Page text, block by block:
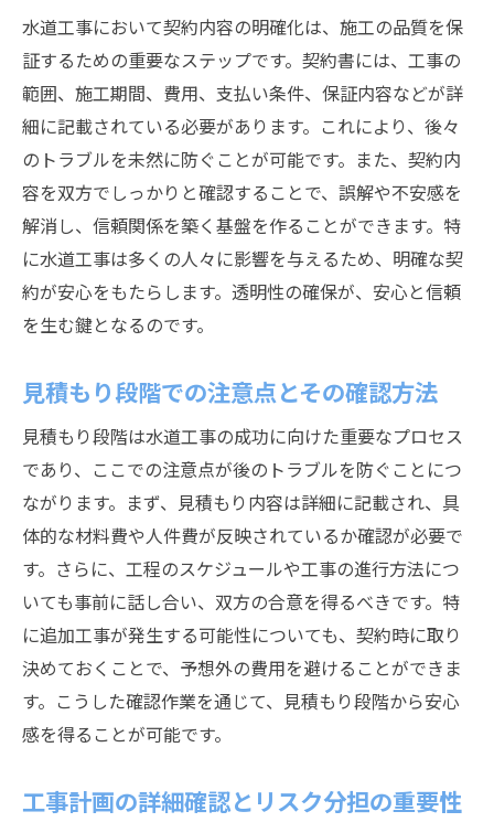
最新技術導入による工事効率化の事例
事前準備でトラブルを未然に防ぐ方法
技術革新がもたらす水道工事の未来
工事前に行うべき重要な準備作業
最新の施工方法と材料の選び方
水道工事でトラブルを防ぐためのポイントとは
工事現場の安全管理とその徹底
予測されるリスクとその軽減策
スト
施工業者との定期的な進捗確認の重要性
事例に基づくトラブル防止策の紹介
信頼される水道工事業者を選ぶためのチェック
リスト
業者選定の基準：品質と実績を重視
過去の施工事例から業者を判断する方法
信頼できる業者を選ぶための面接ポイント
資格と認証：業者選びの重要な指標
見積もりの透明性とその評価方法
アフターサービスの充実度を確認
水道工事において契約内容の明確化は、施工の品質を保
証するための重要なステップです。契約書には、工事の
範囲、施工期間、費用、支払い条件、保証内容などが詳
細に記載されている必要があります。これにより、後々
のトラブルを未然に防ぐことが可能です。また、契約内
容を双方でしっかりと確認することで、誤解や不安感を
解消し、信頼関係を築く基盤を作ることができます。特
に水道工事は多くの人々に影響を与えるため、明確な契
約が安心をもたらします。透明性の確保が、安心と信頼
を生む鍵となるのです。
見積もり段階での注意点とその確認方法
見積もり段階は水道工事の成功に向けた重要なプロセス
であり、ここでの注意点が後のトラブルを防ぐことにつ
ながります。まず、見積もり内容は詳細に記載され、具
体的な材料費や人件費が反映されているか確認が必要で
す。さらに、工程のスケジュールや工事の進行方法につ
いても事前に話し合い、双方の合意を得るべきです。特
に追加工事が発生する可能性についても、契約時に取り
決めておくことで、予想外の費用を避けることができま
す。こうした確認作業を通じて、見積もり段階から安心
感を得ることが可能です。
工事計画の詳細確認とリスク分担の重要性